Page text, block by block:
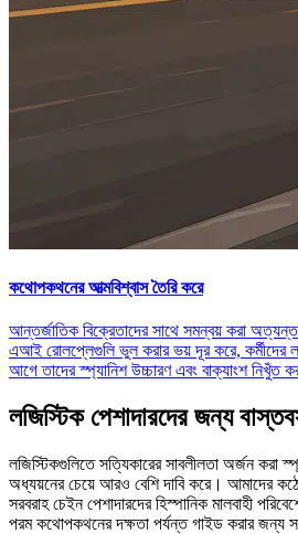
কথোপকথনের আত্মবিশ্বাস তৈরি করে
আন্তর্জাতিক বিক্রেতাদের সাথে সমন্বয় করা অত্যন্ত
এআই রোলপ্লেগুলি ভুল করার ভয় দূর করে, কর্মীদের
আগে তাদের স্প্যানিশ উচ্চারণ এবং বাক্যাংশ নিখুঁত
লজিস্টিক পেশাদারদের জন্য
লজিস্টিকগুলিতে সত্যিকারের সাবলীলতা অর্জন করা
অধ্যয়নের চেয়ে আরও বেশি দাবি করে। আমাদের
সরবরাহ চেইন পেশাদারদের হিস্পানিক মালবাহী
পরম কথোপকথনের দক্ষতা পর্যন্ত গাইড করার জন্য